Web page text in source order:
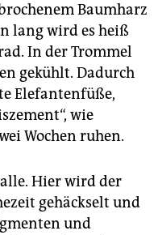
Baumharz
lang wird es heiß
In der Trommel
gekühlt. Dadurch
Elefantenfüße,
wie
Wochen ruhen.
Hier wird der
gehäckselt und
und